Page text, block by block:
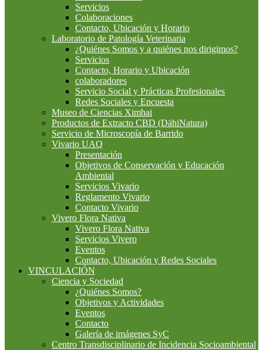
Servicios
Colaboraciones
Contacto, Ubicación y Horario
Laboratorio de Patología Veterinaria
¿Quiénes Somos y a quiénes nos dirigimos?
Servicios
Contacto, Horario y Ubicación
colaboradores
Servicio Social y Prácticas Profesionales
Redes Sociales y Encuesta
Museo de Ciencias Ximhai
Productos de Extracto CBD (DähiNatura)
Servicio de Microscopía de Barrido
Vivario UAQ
Presentación
Objetivos de Conservación y Educación
Ambiental
Servicios Vivario
Reglamento Vivario
Contacto Vivario
Vivero Flora Nativa
Vivero Flora Nativa
Servicios Vivero
Eventos
Contacto, Ubicación y Redes Sociales
VINCULACIÓN
Ciencia y Sociedad
¿Quiénes Somos?
Objetivos y Actividades
Eventos
Contacto
Galería de imágenes SyC
Centro Transdisciplinario de Incidencia Socioambiental